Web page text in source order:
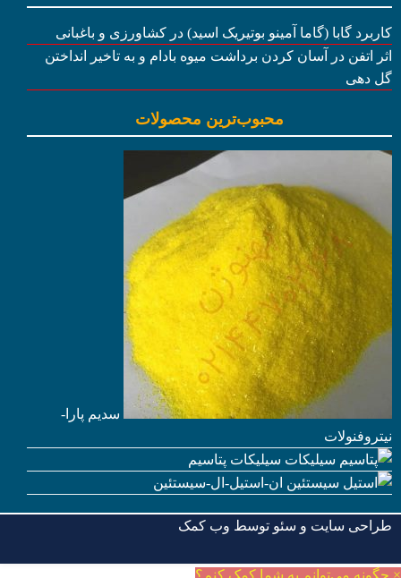
کاربرد گابا (گاما آمینو بوتیریک اسید) در کشاورزی و باغبانی
اثر اتفن در آسان کردن برداشت میوه بادام و به تاخیر انداختن
گل دهی
محبوب‌ترین محصولات
سدیم پارا-
نیتروفنولات
سیلیکات پتاسیم
ان-استیل-ال-سیستئین
طراحی سایت و سئو توسط وب کمک
× چگونه می‌توانم به شما کمک کنم؟